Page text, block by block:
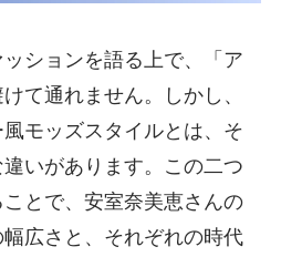
ションを語る上で、「ア
て通れません。しかし、
モッズスタイルとは、そ
いがあります。この二つ
とで、安室奈美恵さんの
広さと、それぞれの時代